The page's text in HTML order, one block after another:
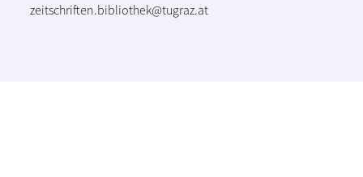
zeitschriften.bibliothek@tugraz.at